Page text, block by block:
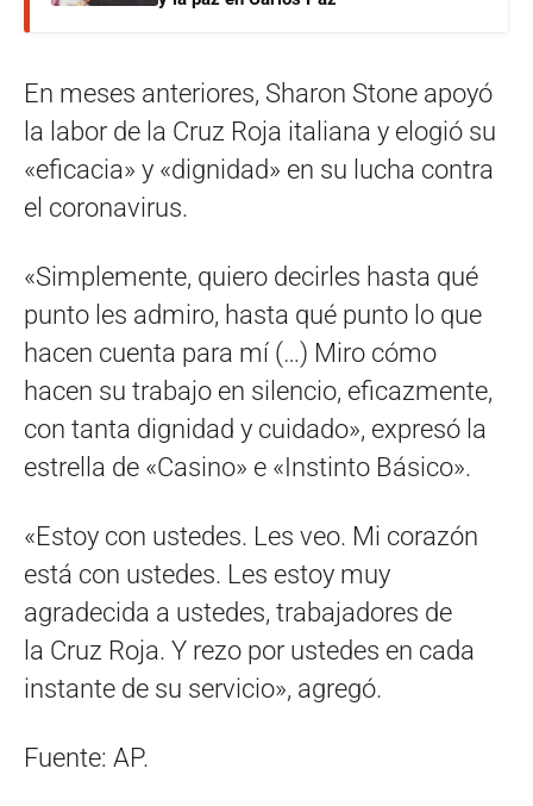
En meses anteriores, Sharon Stone apoyó
la labor de la Cruz Roja italiana y elogió su
«eficacia» y «dignidad» en su lucha contra
el coronavirus.
«Simplemente, quiero decirles hasta qué
punto les admiro, hasta qué punto lo que
hacen cuenta para mí (…) Miro cómo
hacen su trabajo en silencio, eficazmente,
con tanta dignidad y cuidado», expresó la
estrella de «Casino» e «Instinto Básico».
«Estoy con ustedes. Les veo. Mi corazón
está con ustedes. Les estoy muy
agradecida a ustedes, trabajadores de
la Cruz Roja. Y rezo por ustedes en cada
instante de su servicio», agregó.
Fuente: AP.